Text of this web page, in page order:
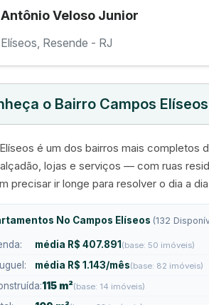
Antônio Veloso Junior
Resende - RJ
o Bairro Campos Elíseos
é um dos bairros mais completos
lojas e serviços — com ruas
precisar ir longe para resolver o dia a
No Campos Elíseos (132
média R$ 407.891 (base: 50 imóveis)
média R$ 1.143/mês(base: 82 imóveis)
115 m²(base: 14 imóveis)